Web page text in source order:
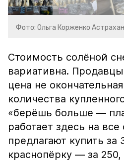
Фото: Ольга Корженко
Стоимость солёной
вариативна.
цена не
количества
«берёшь больше —
работает здесь на все
предлагают купить за
краснопёрку — за